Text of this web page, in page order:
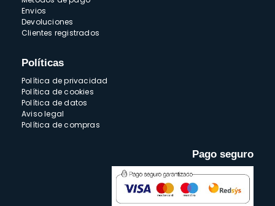
Envios
Devoluciones
Clientes registrados
Políticas
Política de privacidad
Política de cookies
Política de datos
Aviso legal
Política de compras
Pago seguro